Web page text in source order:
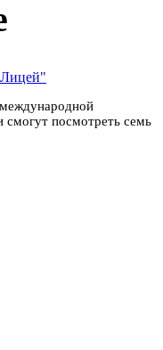
смогут посмотреть семь